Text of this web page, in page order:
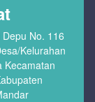
No. 116
Kelurahan
Kecamatan